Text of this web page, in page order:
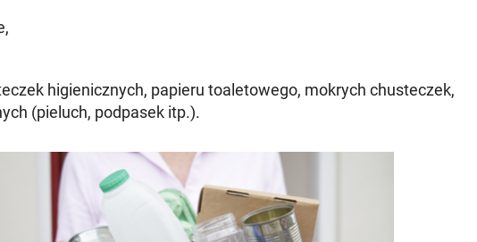
higienicznych, papieru toaletowego, mokrych chusteczek,
(pieluch, podpasek itp.).